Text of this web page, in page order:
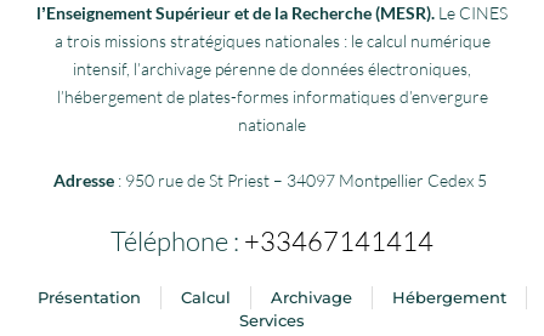
lʼEnseignement Supérieur et de la Recherche (MESR). Le CINES
a trois missions stratégiques nationales : le calcul numérique
intensif, l’archivage pérenne de données électroniques,
l’hébergement de plates-formes informatiques d’envergure
nationale
Adresse : 950 rue de St Priest – 34097 Montpellier Cedex 5
Téléphone : +33467141414
Présentation Calcul Archivage
Hébergement
Services